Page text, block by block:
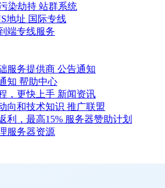
染劫持 站群系统
地址 国际专线
端专线服务
服务提供商 公告通知
知 帮助中心
，更快上手 新闻资讯
向和技术知识 推广联盟
利，最高15% 服务器赞助计划
服务器资源